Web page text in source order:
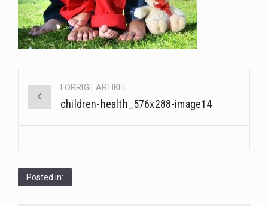
navigationFORRIGE ARTIKEL
children-health_576x288-image14
Posted in: